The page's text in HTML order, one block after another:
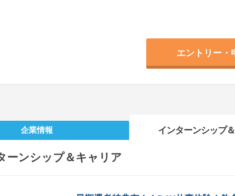
エントリー・
企業情報 インターンシップ
ーンシップ＆キャリア